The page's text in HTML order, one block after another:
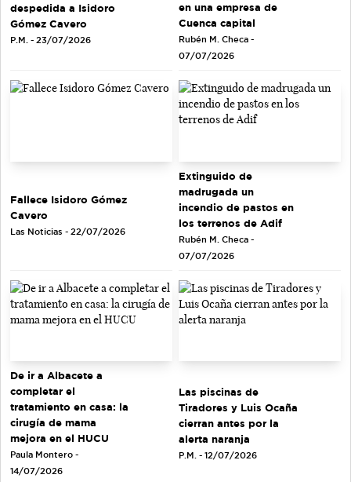
despedida a Isidoro
Gómez Cavero
P.M. - 23/07/2026
en una empresa de
Cuenca capital
Rubén M. Checa -
07/07/2026
Fallece Isidoro Gómez
Cavero
Las Noticias - 22/07/2026
Extinguido de
madrugada un
incendio de pastos en
los terrenos de Adif
Rubén M. Checa -
07/07/2026
De ir a Albacete a
completar el
tratamiento en casa: la
cirugía de mama
mejora en el HUCU
Paula Montero -
14/07/2026
Las piscinas de
Tiradores y Luis Ocaña
cierran antes por la
alerta naranja
P.M. - 12/07/2026